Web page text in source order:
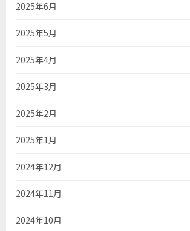
2025年6月
2025年5月
2025年4月
2025年3月
2025年2月
2025年1月
2024年12月
2024年11月
2024年10月